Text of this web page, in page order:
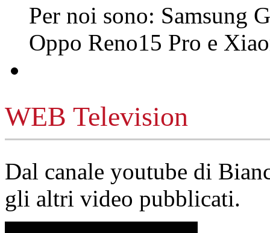
Per noi sono: Samsung
Oppo Reno15 Pro e
WEB Television
Dal canale youtube di
gli altri video pubblicati.